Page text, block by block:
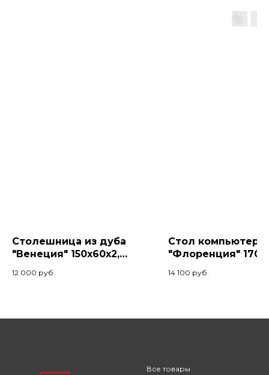
Столешница из дуба
"Венеция" 150x60x2,
12 000 руб.
Стол
"Флоренция"
14 100 руб.
Все товары